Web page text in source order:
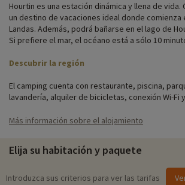
Hourtin es una estación dinámica y llena de vida.
un destino de vacaciones ideal donde comienza
Landas. Además, podrá bañarse en el lago de
Si prefiere el mar, el océano está a sólo 10
Descubrir la región
El camping cuenta con restaurante, piscina,
lavandería, alquiler de bicicletas, conexión Wi-Fi
totalmente equipados con salón, cocina
para acoger a su familia de hasta 6 personas.
kit bebé!
Más información sobre el alojamiento
Elija su habitación y paquete
Introduzca sus criterios para ver las tarifas